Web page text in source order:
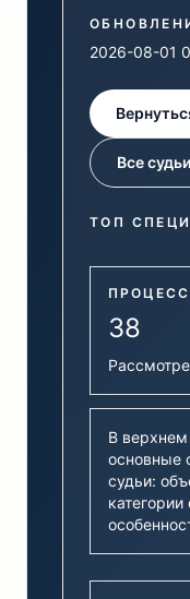
2026-08-01
Все судьи
ТОП
38
В
основные
судьи: